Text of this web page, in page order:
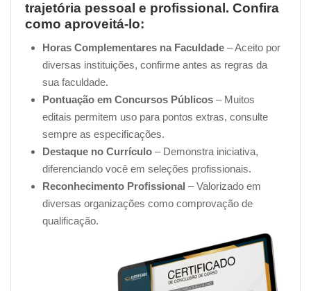
trajetória pessoal e profissional. Confira
como aproveitá-lo:
Horas Complementares na Faculdade – Aceito por
diversas instituições, confirme antes as regras da
sua faculdade.
Pontuação em Concursos Públicos – Muitos
editais permitem uso para pontos extras, consulte
sempre as especificações.
Destaque no Currículo – Demonstra iniciativa,
diferenciando você em seleções profissionais.
Reconhecimento Profissional – Valorizado em
diversas organizações como comprovação de
qualificação.